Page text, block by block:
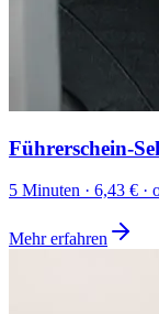
Führerschein-
5 Minuten · 6,43 € ·
Mehr erfahren